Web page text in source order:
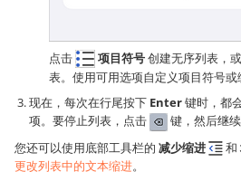
点击 项目符号创建无序列表，
表。使用可用选项自定义项目符号或
现在，每次在行尾按下 Enter键时，都
项。要停止列表，点击
键，然后继
您还可以使用底部工具栏的 减少缩进 和
更改列表中的文本缩进。